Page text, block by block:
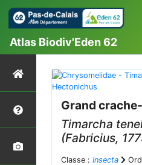
Atlas Biodiv'Eden 62
Grand
Timarcha
(Fabricius,
Classe : Insecta